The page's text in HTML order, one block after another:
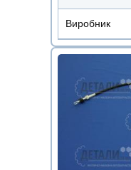
Виробник